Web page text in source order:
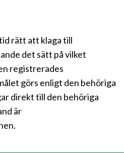
rätt att klaga till
det sätt på vilket
registrerades
görs enligt den behöriga
direkt till den behöriga
är